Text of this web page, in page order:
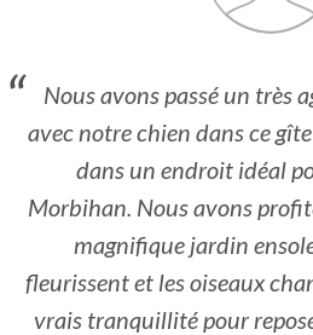
Nous avons passé un très
avec notre chien dans ce
dans un endroit idéal
Morbihan. Nous avons
magnifique jardin
fleurissent et les oiseaux
vrais tranquillité pour